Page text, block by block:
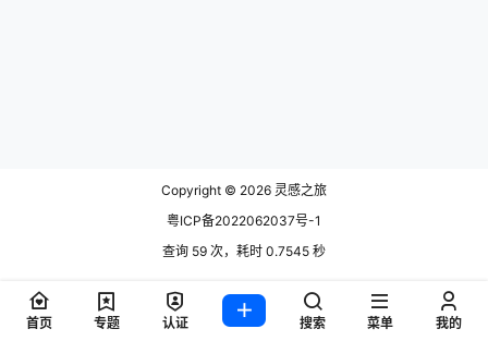
Copyright © 2026 灵感之旅
粤ICP备2022062037号-1
查询 59 次，耗时 0.7545 秒
首页 专题 认证 搜索 菜单 我的